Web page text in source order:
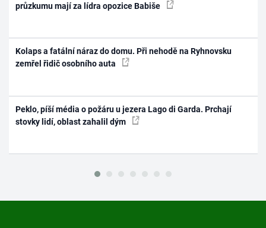
průzkumu mají za lídra opozice Babiše
Kolaps a fatální náraz do domu. Při nehodě na Ryhnovsku
zemřel řidič osobního auta
Peklo, píší média o požáru u jezera Lago di Garda. Prchají
stovky lidí, oblast zahalil dým